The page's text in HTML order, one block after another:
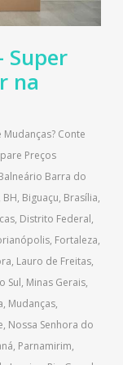
Super
na
Conte
Preços
Barra do
BH, Biguaçu, Brasília,
, Distrito Federal,
, Fortaleza,
, Lauro de Freitas,
Sul, Minas Gerais,
, Mudanças,
, Nossa Senhora do
, Parnamirim,